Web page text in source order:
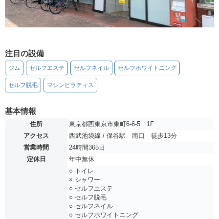
注目の設備
ジム セルフエステ セルフネイル セルフホワイトニング
セルフ脱毛 マシンピラティス
基本情報
住所
東京都西東京市東町6-6-5 1F
アクセス
西武池袋線 / 保谷駅 南口 徒歩13分
営業時間
24時間365日
定休日
年中無休
○ トイレ
× シャワー
○ セルフエステ
○ セルフ脱毛
○ セルフネイル
○ セルフホワイトニング